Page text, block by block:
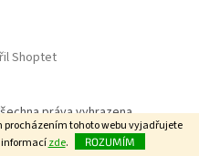
procházením tohoto webu vyjadřujete
informacízde. ROZUMÍM
Shoptet
práva vyhrazena.